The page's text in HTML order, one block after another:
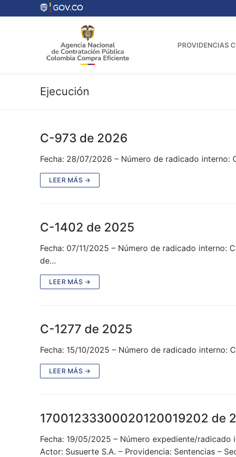
al
PROVIDENCIAS
Ejecución
C-973 de 2026
Fecha: 28/07/2026 – Número de radicado interno:
LEER MÁS →
C-1402 de 2025
Fecha: 07/11/2025 – Número de radicado interno:
de…
LEER MÁS →
C-1277 de 2025
Fecha: 15/10/2025 – Número de radicado interno:
LEER MÁS →
17001233300020120019202 de
Fecha: 19/05/2025 – Número expediente/
Actor: Susuerte S.A. – Providencia: Sentencias –